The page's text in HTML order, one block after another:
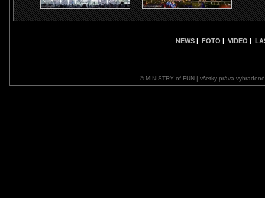
NEWS | FOTO | VIDEO |
© MINISTRY of FUN | všetky práva